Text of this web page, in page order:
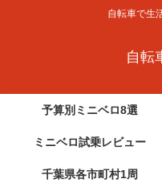
自転車で生
自転
予算別ミニベロ8選
ミニベロ試乗レビュー
千葉県各市町村1周